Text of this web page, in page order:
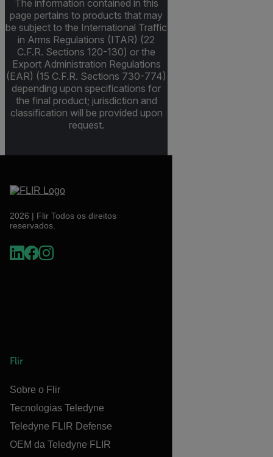
The information contained in this
page pertains to products that may
be subject to the International Traffic
in Arms Regulations (ITAR) (22
C.F.R. Sections 120-130) or the
Export Administration Regulations
(EAR) (15 C.F.R. Sections 730-774)
depending upon specifications for
the final product; jurisdiction and
classification will be provided upon
request.
2026 | Flir Todos os direitos
reservados.
Flir
Sobre o Flir
Tecnologias Teledyne
Teledyne FLIR Defense
OEM da Teledyne FLIR